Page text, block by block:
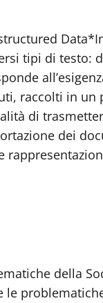
tipi di
raccolti in
di
dei
della